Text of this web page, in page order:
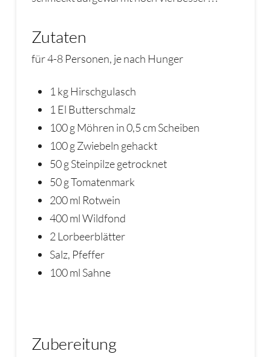
Zutaten
für 4-8 Personen, je nach Hunger
1 kg Hirschgulasch
1 El Butterschmalz
100 g Möhren in 0,5 cm Scheiben
100 g Zwiebeln gehackt
50 g Steinpilze getrocknet
50 g Tomatenmark
200 ml Rotwein
400 ml Wildfond
2 Lorbeerblätter
Salz, Pfeffer
100 ml Sahne
Zubereitung